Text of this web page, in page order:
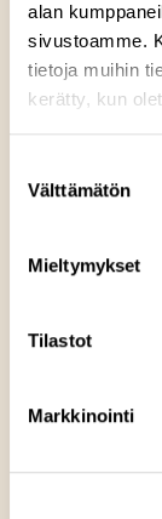
alan
sivustoamme.
tietoja muihin
kerätty, kun
valinta
Välttämätön
Mieltymykset
Tilastot
Markkinointi
Ainesosat
Säilytysohje